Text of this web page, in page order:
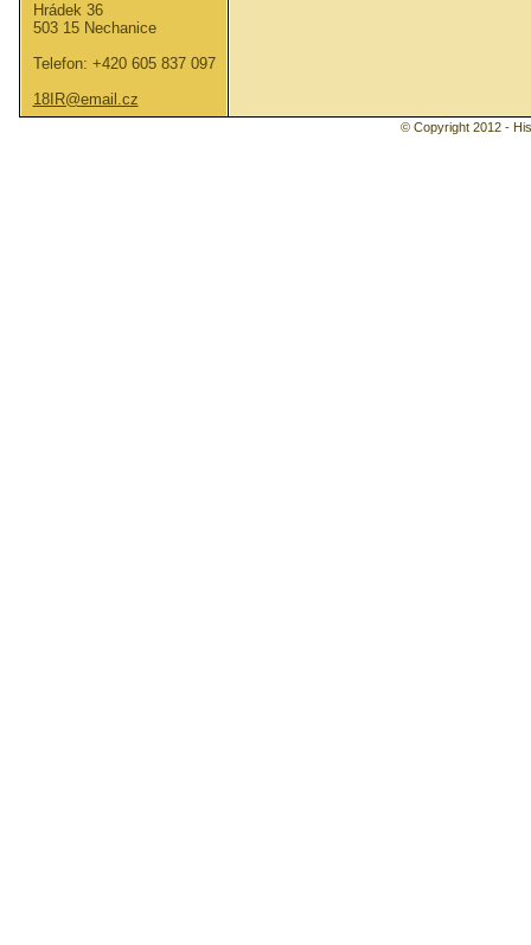
Hrádek 36
503 15 Nechanice
Telefon: +420 605 837 097
18IR@email.cz
© Copyright 2012 -